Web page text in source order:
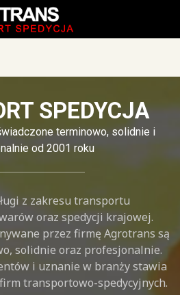
SPEDYCJA
terminowo, solidnie i
od 2001 roku
z zakresu transportu
oraz spedycji krajowej.
przez firmę Agrotrans są
solidnie oraz profesjonalnie.
i uznanie w branży stawia
transportowo-spedycyjnych.